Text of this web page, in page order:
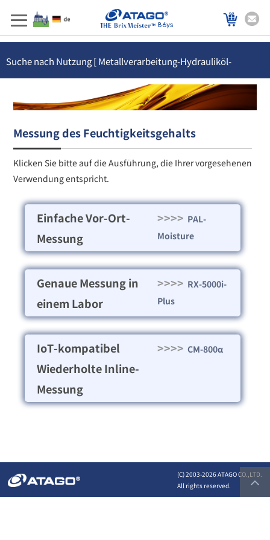
86ys
Suche nach Nutzung [ Metallverarbeitung-Hydrauliköl-
Messung des Feuchtigkeitsgehalts
Klicken Sie bitte auf die Ausführung, die Ihrer vorgesehenen
Verwendung entspricht.
Einfache Vor-Ort-
Messung
>>>> PAL-
Moisture
Genaue Messung in
einem Labor
>>>> RX-5000i-
Plus
IoT-kompatibel
Wiederholte Inline-
Messung
>>>> CM-800α
(C) 2003-2026 ATAGO CO.,LTD.
All rights reserved.